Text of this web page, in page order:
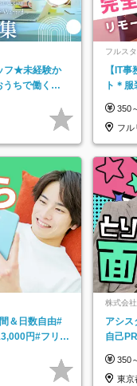
フ★未経験か
うちで働くフ
フルス
【IT
ト＊
350
フル
＆日数自由#
円#フリー
株式会
アシス
自己
350
東京